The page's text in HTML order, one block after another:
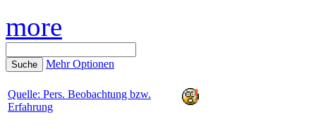
more
Mehr Optionen
Quelle: Pers. Beobachtung bzw.
Erfahrung